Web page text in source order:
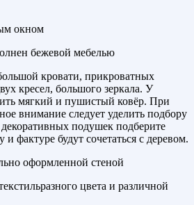
бежевой мебелью
кровати, прикроватных
кресел, большого зеркала. У
мягкий и пушистый ковёр. При
внимание следует уделить подбору
подушек подберите
фактуре будут сочетаться с деревом.
цвета и различной